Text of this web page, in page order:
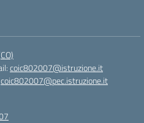
coic802007@istruzione.it
coic802007@pec.istruzione.it